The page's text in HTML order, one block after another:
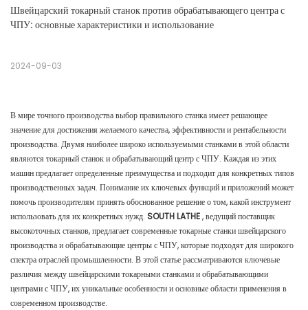
Швейцарский токарный станок против обрабатывающего центра с
ЧПУ: основные характеристики и использование
2024-09-03
В мире точного производства выбор правильного станка имеет решающее
значение для достижения желаемого качества, эффективности и рентабельности
производства. Двумя наиболее широко используемыми станками в этой области
являются токарный станок и обрабатывающий центр с ЧПУ. Каждая из этих
машин предлагает определенные преимущества и подходит для конкретных типов
производственных задач. Понимание их ключевых функций и приложений может
помочь производителям принять обоснованное решение о том, какой инструмент
использовать для их конкретных нужд. SOUTH LATHE, ведущий поставщик
высокоточных станков, предлагает современные токарные станки швейцарского
производства и обрабатывающие центры с ЧПУ, которые подходят для широкого
спектра отраслей промышленности. В этой статье рассматриваются ключевые
различия между швейцарскими токарными станками и обрабатывающими
центрами с ЧПУ, их уникальные особенности и основные области применения в
современном производстве.